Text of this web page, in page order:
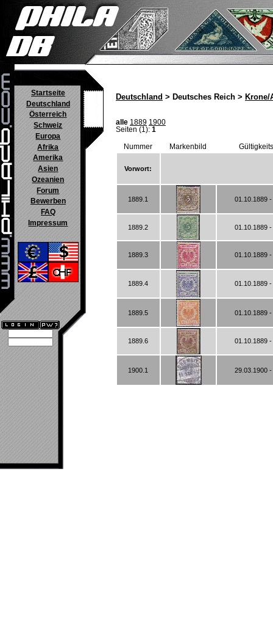
Startseite
Deutschland
Österreich
Schweiz
Europa
Afrika
Amerika
Asien
Ozeanien
Forum
Bewerben
FAQ
Impressum
Deutschland > Deutsches Reich > Krone/
alle 1889 1900
Seiten (1): 1
Nummer Markenbild
Vorwort:
1889.1 01.10.1889
1889.2 01.10.1889
1889.3 01.10.1889
1889.4 01.10.1889
1889.5 01.10.1889
1889.6 01.10.1889
1900.1 29.03.1900